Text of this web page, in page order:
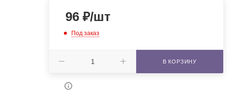
96₽/шт
Под заказ
В КОРЗИНУ